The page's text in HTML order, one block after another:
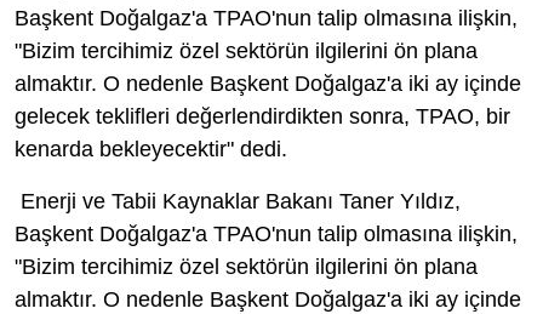
Başkent Doğalgaz'a TPAO'nun talip olmasına ilişkin,
"Bizim tercihimiz özel sektörün ilgilerini ön plana
almaktır. O nedenle Başkent Doğalgaz'a iki ay içinde
gelecek teklifleri değerlendirdikten sonra, TPAO, bir
kenarda bekleyecektir" dedi.
Enerji ve Tabii Kaynaklar Bakanı Taner Yıldız,
Başkent Doğalgaz'a TPAO'nun talip olmasına ilişkin,
"Bizim tercihimiz özel sektörün ilgilerini ön plana
almaktır. O nedenle Başkent Doğalgaz'a iki ay içinde